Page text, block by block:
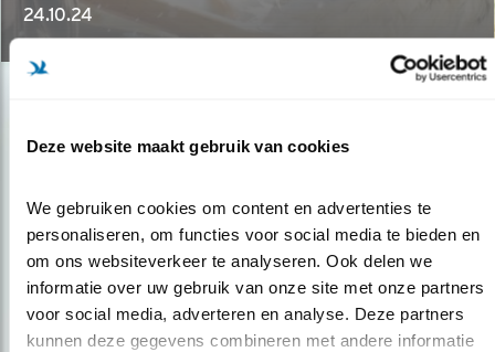
Deze website maakt gebruik van cookies
We gebruiken cookies om content en advertenties te
personaliseren, om functies voor social media te bieden en
om ons websiteverkeer te analyseren. Ook delen we
informatie over uw gebruik van onze site met onze partners
voor social media, adverteren en analyse. Deze partners
kunnen deze gegevens combineren met andere informatie
24.10.24
Op de hoogte blijven?
Meld je aan en ontvang nieuws, inspiratie, acties en tips
over vogels en activiteiten van Vogelbescherming.